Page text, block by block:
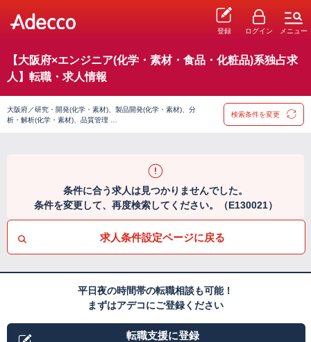
登録 ログイン メニュー
【大阪府×エンジニア(化学・素材・食品・化粧品)系独占求
人】転職・求人情報
大阪府／研究・開発(化学・素材)、製品開発(化学・素材)、分
析・解析(化学・素材)、品質管理 …
検索条件を変更
条件に合う求人は見つかりませんでした。
条件を変更して、再度検索してください。（E130021）
求人条件設定ページに戻る
平日夜の時間帯の転職相談も可能！
まずはアデコにご登録ください
転職支援に登録